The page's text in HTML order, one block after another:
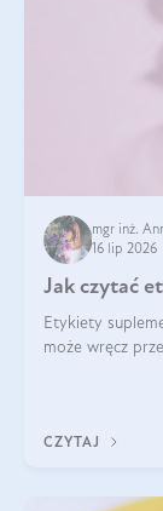
mgr inż.
16 lip 2026
Jak czytać
Etykiety
może wręcz
CZYTAJ